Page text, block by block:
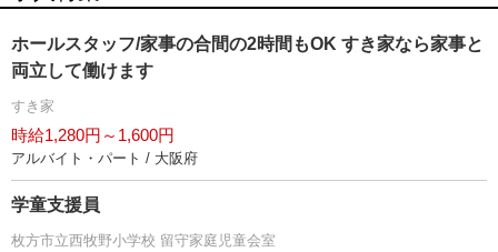
ホールスタッフ/家事の合間の2時間もOK すき家なら家事と
両立して働けます
すき家
時給1,280円～1,600円
アルバイト・パート / 大阪府
学童支援員
枚方市立西牧野小学校 留守家庭児童会室